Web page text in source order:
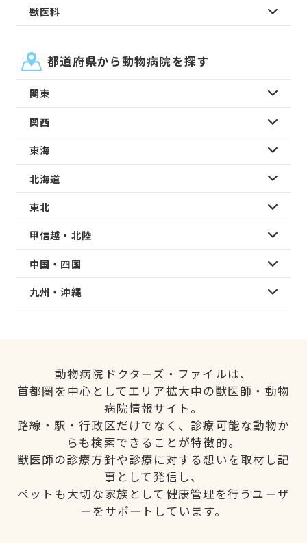
獣医科
都道府県から動物病院を探す
関東
関西
東海
北海道
東北
甲信越・北陸
中国・四国
九州・沖縄
動物病院ドクターズ・ファイルは、
首都圏を中心としてエリア拡大中の獣医師・動物
病院情報サイト。
路線・駅・行政区だけでなく、診療可能な動物か
らも検索できることが特徴的。
獣医師の診療方針や診療に対する想いを取材し記
事として発信し、
ペットも大切な家族として健康管理を行うユーザ
ーをサポートしています。